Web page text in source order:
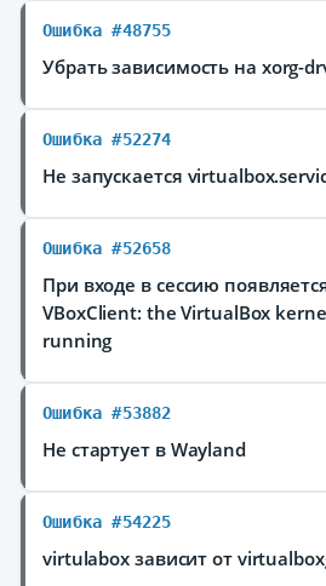
Ошибка #48755
Убрать зависимость на xorg-
Ошибка #52274
Не запускается
Ошибка #52658
При входе в сессию
VBoxClient: the VirtualBox
running
Ошибка #53882
Не стартует в Wayland
Ошибка #54225
virtulabox зависит от